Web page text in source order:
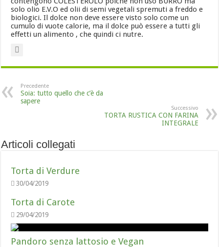
solo olio E.V.O ed olii di semi vegetali spremuti a freddo e
biologici. Il dolce non deve essere visto solo come un
cumulo di vuote calorie, ma il dolce può essere a tutti gli
effetti un alimento , che quindi ci nutre.
Precedente
Soia: tutto quello che c’è da
sapere
Successivo
TORTA RUSTICA CON FARINA
INTEGRALE
Articoli collegati
Torta di Verdure
30/04/2019
Torta di Carote
29/04/2019
Pandoro senza lattosio e Vegan